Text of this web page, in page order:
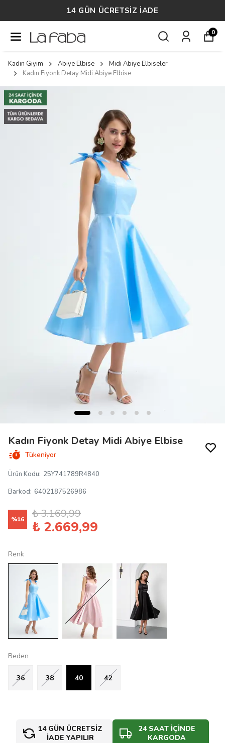
14 GÜN ÜCRETSİZ İADE
0
Kadın Giyim Abiye Elbise
Midi Abiye Elbiseler
Kadın Fiyonk Detay Midi Abiye Elbise
Kadın Fiyonk Detay Midi Abiye Elbise
Tükeniyor
Ürün Kodu: 25Y741789R4840
Barkod: 6402187526986
%16 ₺ 3.169,99
₺ 2.669,99
Renk
Beden
36 38 40 42
14 GÜN ÜCRETSİZ
İADE YAPILIR
24 SAAT İÇİNDE
KARGODA